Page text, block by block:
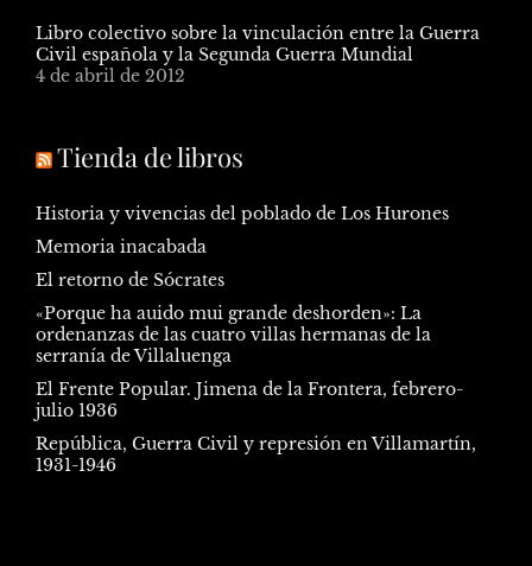
Libro colectivo sobre la vinculación entre la Guerra
Civil española y la Segunda Guerra Mundial
4 de abril de 2012
Tienda de libros
Historia y vivencias del poblado de Los Hurones
Memoria inacabada
El retorno de Sócrates
«Porque ha auido mui grande deshorden»: La
ordenanzas de las cuatro villas hermanas de la
serranía de Villaluenga
El Frente Popular. Jimena de la Frontera, febrero-
julio 1936
República, Guerra Civil y represión en Villamartín,
1931-1946